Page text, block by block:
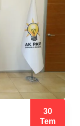
30
Tem